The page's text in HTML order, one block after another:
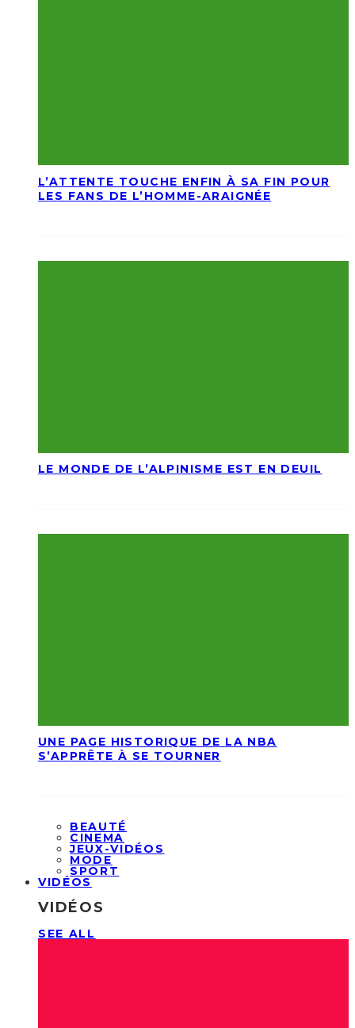
L’ATTENTE TOUCHE ENFIN À SA FIN POUR
LES FANS DE L’HOMME-ARAIGNÉE
LE MONDE DE L’ALPINISME EST EN DEUIL
UNE PAGE HISTORIQUE DE LA NBA
S’APPRÊTE À SE TOURNER
BEAUTÉ
CINEMA
JEUX-VIDÉOS
MODE
SPORT
VIDÉOS
VIDÉOS
SEE ALL